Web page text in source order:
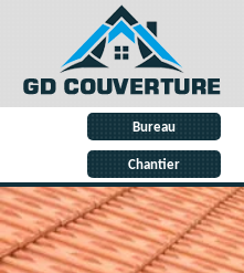
Bureau
Chantier